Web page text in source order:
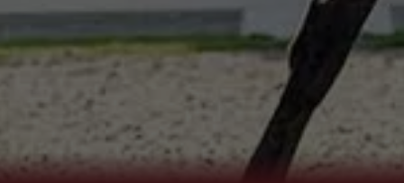
WestfalenOnline
+49 (251) 328090